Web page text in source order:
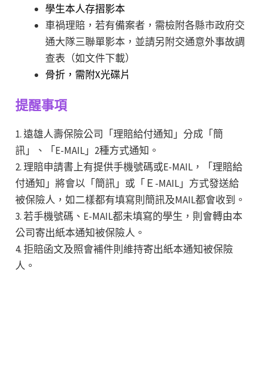
學生本人存摺影本
車禍理賠，若有備案者，需檢附各縣市政府交
通大隊三聯單影本，並請另附交通意外事故調
查表（如文件下載）
骨折，需附X光碟片
提醒事項
1. 遠雄人壽保險公司「理賠給付通知」分成「簡
訊」、「E-MAIL」2種方式通知。
2. 理賠申請書上有提供手機號碼或E-MAIL，「理賠給
付通知」將會以「簡訊」或「Ｅ-MAIL」方式發送給
被保險人，如二樣都有填寫則簡訊及MAIL都會收到。
3. 若手機號碼、E-MAIL都未填寫的學生，則會轉由本
公司寄出紙本通知被保險人。
4. 拒賠函文及照會補件則維持寄出紙本通知被保險
人。